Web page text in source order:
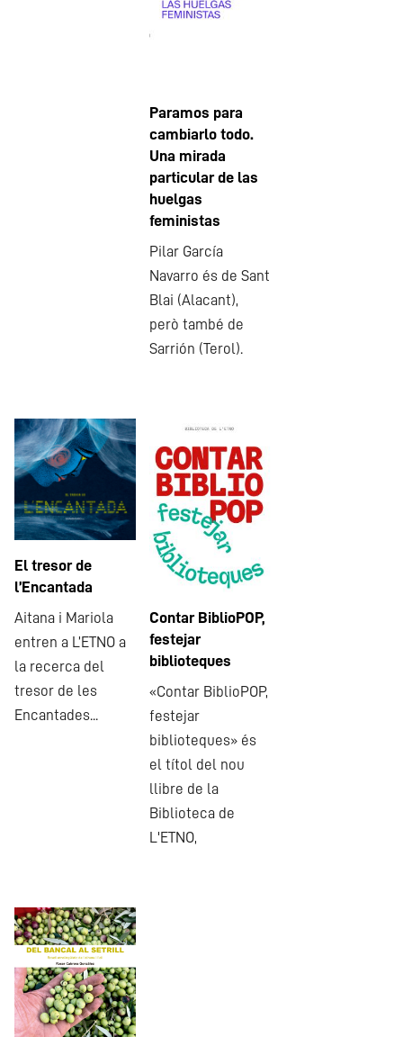
Paramos para
cambiarlo todo.
Una mirada
particular de las
huelgas
feministas
Pilar García
Navarro és de Sant
Blai (Alacant),
però també de
Sarrión (Terol).
El tresor de
l’Encantada
Aitana i Mariola
entren a L’ETNO a
la recerca del
tresor de les
Encantades...
Contar BiblioPOP,
festejar
biblioteques
«Contar BiblioPOP,
festejar
biblioteques» és
el títol del nou
llibre de la
Biblioteca de
L'ETNO,